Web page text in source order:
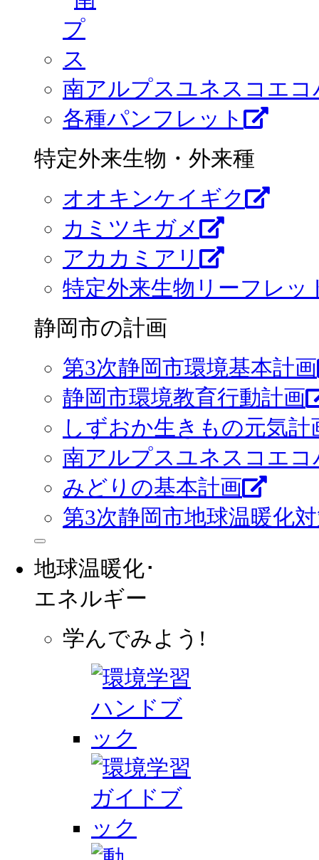
南アルプスユネスコエ
各種パンフレット
特定外来生物・外来種
オオキンケイギク
カミツキガメ
アカカミアリ
特定外来生物リーフレッ
静岡市の計画
第3次静岡市環境基本計画
静岡市環境教育行動計画
しずおか生きもの元気
南アルプスユネスコエ
みどりの基本計画
第3次静岡市地球温暖化
地球温暖化･
エネルギー
学んでみよう!